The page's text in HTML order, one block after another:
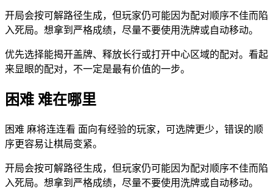
开局会按可解路径生成，但玩家仍可能因为配对顺序不佳而陷
入死局。想拿到严格成绩，尽量不要使用洗牌或自动移动。
优先选择能揭开盖牌、释放长行或打开中心区域的配对。看起
来显眼的配对，不一定是最有价值的一步。
困难 难在哪里
困难 麻将连连看 面向有经验的玩家，可选牌更少，错误的顺
序更容易让棋局变紧。
开局会按可解路径生成，但玩家仍可能因为配对顺序不佳而陷
入死局。想拿到严格成绩，尽量不要使用洗牌或自动移动。